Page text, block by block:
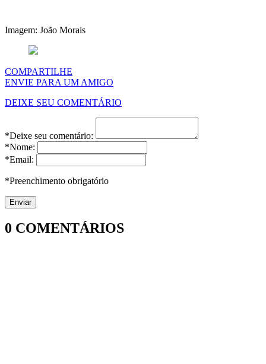
Imagem: João Morais
COMPARTILHE
ENVIE PARA UM AMIGO
DEIXE SEU COMENTÁRIO
*Deixe seu comentário:
*Nome:
*Email:
*Preenchimento obrigatório
0 COMENTÁRIOS